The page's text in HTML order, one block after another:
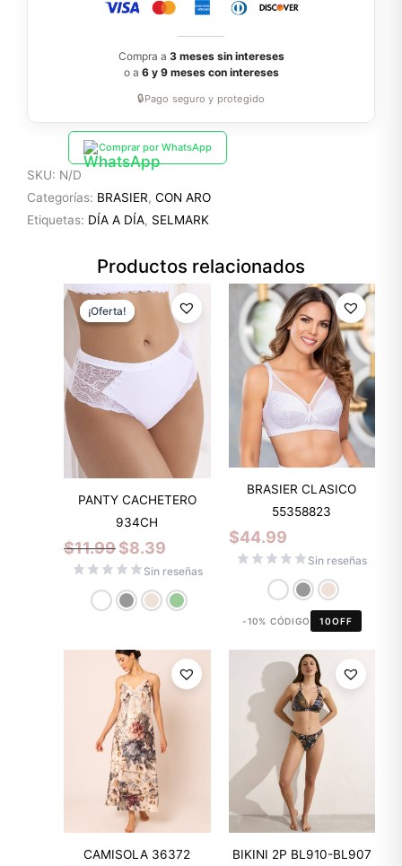
Compra a 3 meses sin intereses
o a 6 y 9 meses con intereses
🔒Pago seguro y protegido
Comprar por WhatsApp
SKU: N/D
Categorías: BRASIER, CON ARO
Etiquetas: DÍA A DÍA, SELMARK
Productos relacionados
¡Oferta!
¡Oferta!
PANTY CACHETERO
934CH
$11.99
El
precio
original
$11.99.
$8.39
El
precio
actual
es:
$8.39.
Sin reseñas
BRASIER CLASICO
55358823
$44.99
Sin reseñas
-10% CÓDIGO 10OFF
CAMISOLA 36372 BIKINI 2P BL910-BL907